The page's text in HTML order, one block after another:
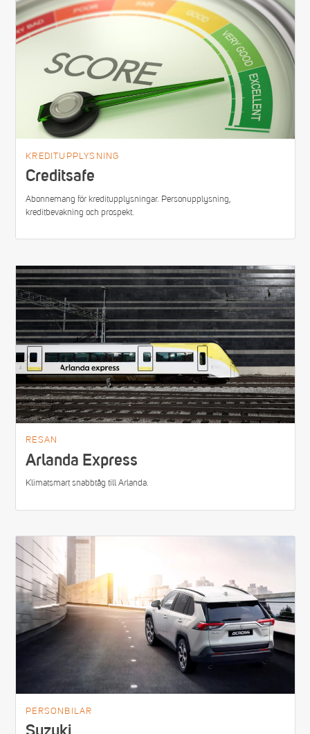
KREDITUPPLYSNING
Creditsafe
Abonnemang för kreditupplysningar. Personupplysning,
kreditbevakning och prospekt.
RESAN
Arlanda Express
Klimatsmart snabbtåg till Arlanda.
PERSONBILAR